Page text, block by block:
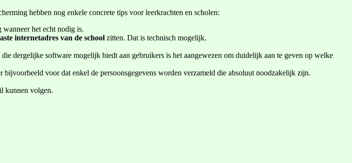
hebben nog enkele concrete tips voor leerkrachten en scholen:
wanneer het echt nodig is.
internetadres van de school zitten. Dat is technisch mogelijk.
dergelijke software mogelijk biedt aan gebruikers is het aangewezen om duidelijk aan te geven op welke
bijvoorbeeld voor dat enkel de persoonsgegevens worden verzameld die absoluut noodzakelijk zijn.
kunnen volgen.